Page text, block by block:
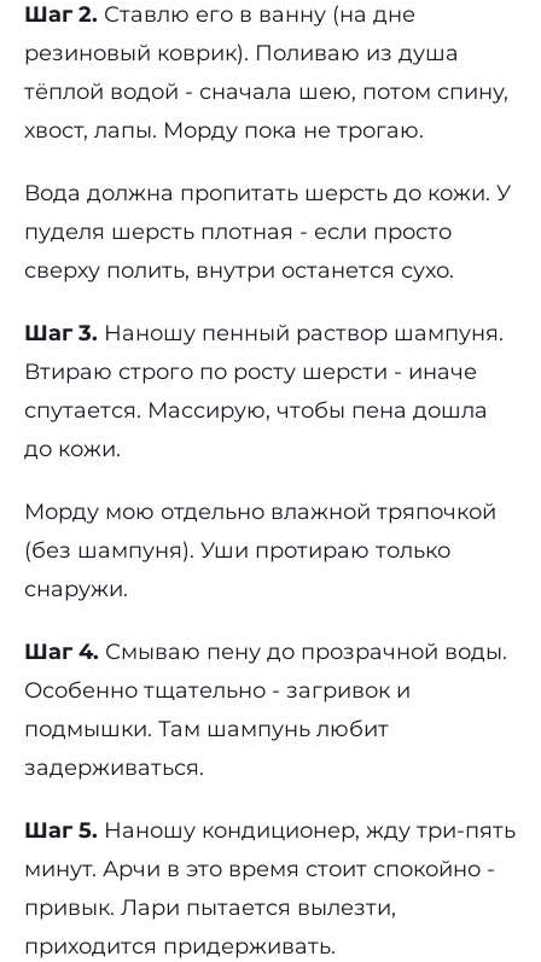
Шаг 2. Ставлю его в ванну (на дне
резиновый коврик). Поливаю из душа
тёплой водой - сначала шею, потом спину,
хвост, лапы. Морду пока не трогаю.
Вода должна пропитать шерсть до кожи. У
пуделя шерсть плотная - если просто
сверху полить, внутри останется сухо.
Шаг 3. Наношу пенный раствор шампуня.
Втираю строго по росту шерсти - иначе
спутается. Массирую, чтобы пена дошла
до кожи.
Морду мою отдельно влажной тряпочкой
(без шампуня). Уши протираю только
снаружи.
Шаг 4. Смываю пену до прозрачной воды.
Особенно тщательно - загривок и
подмышки. Там шампунь любит
задерживаться.
Шаг 5. Наношу кондиционер, жду три-пять
минут. Арчи в это время стоит спокойно -
привык. Лари пытается вылезти,
приходится придерживать.